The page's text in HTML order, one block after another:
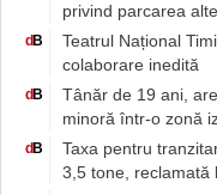
privind parcarea
d B
Teatrul Național
colaborare inedită
d B
Tânăr de 19 ani,
minoră într-o zonă
d B
Taxa pentru
3,5 tone, reclamată